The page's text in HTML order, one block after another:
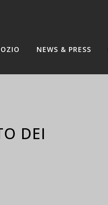
NEWS & PRESS
DEI